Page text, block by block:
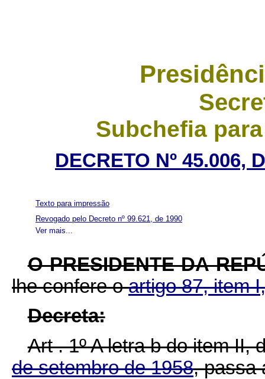
Subchefia
DECRETO Nº 45.006,
Ver mais...
Texto para impressão
Revogado pelo Decreto nº 99.621, de 1990
O PRESIDENTE DA
lhe confere oartigo 87, item
Decreta:
Art . 1º A letra b do item II,
de setembro de 1958, passa